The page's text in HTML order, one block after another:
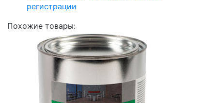
регистрации
Похожие товары: